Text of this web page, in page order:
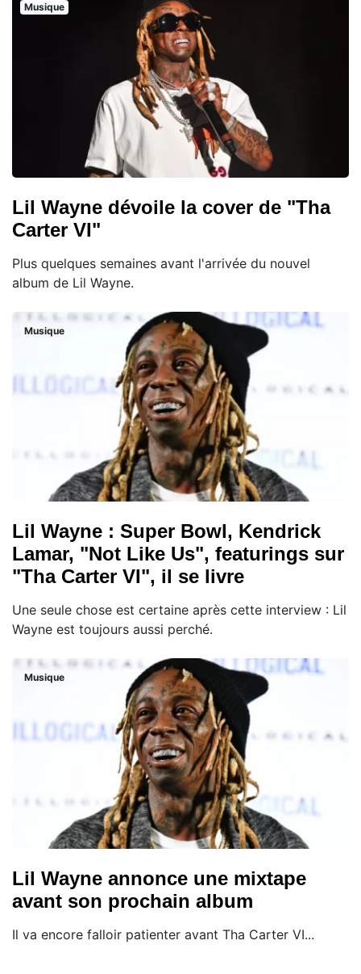
Musique
Lil Wayne dévoile la cover de "Tha
Carter VI"
Plus quelques semaines avant l'arrivée du nouvel
album de Lil Wayne.
Musique
Lil Wayne : Super Bowl, Kendrick
Lamar, "Not Like Us", featurings sur
"Tha Carter VI", il se livre
Une seule chose est certaine après cette interview : Lil
Wayne est toujours aussi perché.
Musique
Lil Wayne annonce une mixtape
avant son prochain album
Il va encore falloir patienter avant Tha Carter VI...